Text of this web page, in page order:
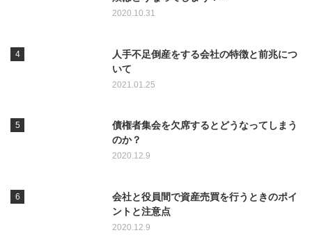
2020.10.31
人手不足倒産をする会社の特徴と前兆につ
いて
2021.01.25
債権者集会を欠席するとどうなってしまう
のか？
2020.12.9
会社と役員間で資産売買を行うときのポイ
ントと注意点
2020.12.9